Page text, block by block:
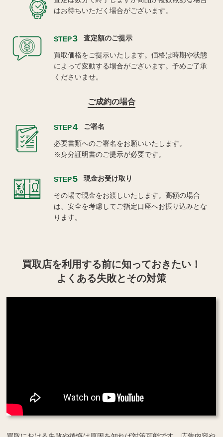
はお待ちいただく場合がございます。
STEP3 査定額のご提示
買取価格をご提示いたします。価格は時期や状態
によって変動する場合がございます。予めご了承
くださいませ。
ご成約の場合
STEP4 ご署名
必要書類へのご署名をお願いいたします。
※身分証明書のご提示が必要です。
STEP5 現金お受け取り
その場で現金をお渡しいたします。高額の場合
は、安全を考慮してご指定口座へお振り込みとな
ります。
買取店を利用する前に知っておきたい！
よくある失敗とその対策